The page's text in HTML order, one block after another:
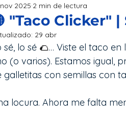
Makecode Arcade
"Taco Clicker"
2025 2 min de lectura
29 abr
sé, lo sé 🌮… Viste el taco
(o varios). Estamos igual,
galletitas con semillas con
locura. Ahora me falta